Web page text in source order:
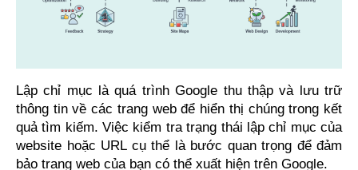
Lập chỉ mục là quá trình Google thu thập và lưu trữ
thông tin về các trang web để hiển thị chúng trong kết
quả tìm kiếm. Việc kiểm tra trạng thái lập chỉ mục của
website hoặc URL cụ thể là bước quan trọng để đảm
bảo trang web của bạn có thể xuất hiện trên Google.